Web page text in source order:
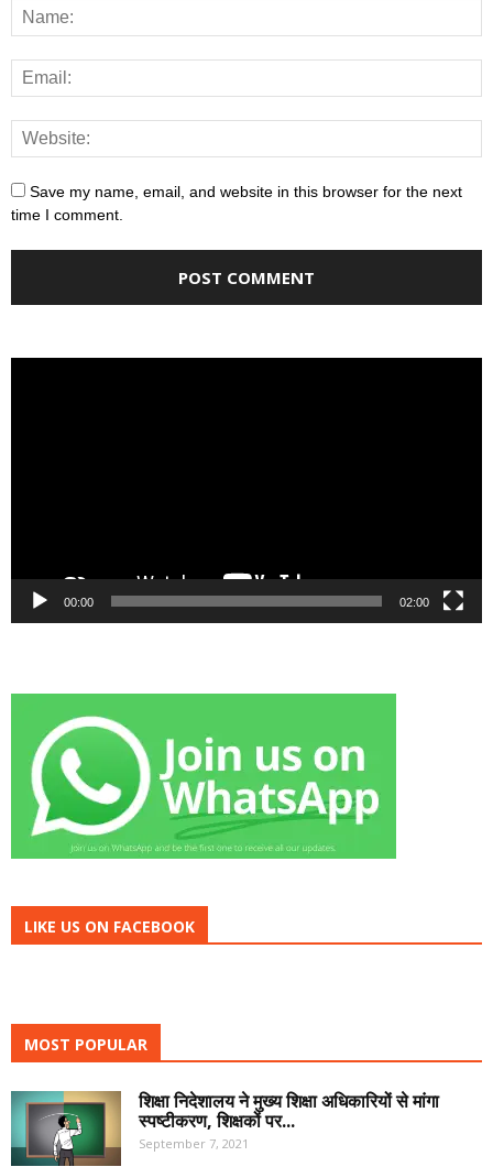
Save my name, email, and website in this browser for the next
time I comment.
00:00 02:00
LIKE US ON FACEBOOK
MOST POPULAR
शिक्षा निदेशालय ने मुख्य शिक्षा अधिकारियों से मांगा
स्पष्टीकरण, शिक्षकों पर...
September 7, 2021